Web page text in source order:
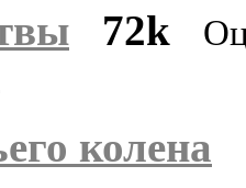
72k
колена